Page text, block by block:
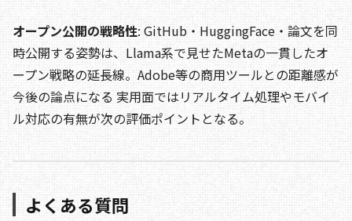
オープン公開の戦略性: GitHub・HuggingFace・論文を同
時公開する姿勢は、Llama系で見せたMetaの一貫したオ
ープン戦略の延長線。Adobe等の商用ツールとの距離感が
今後の論点になる 実用面ではリアルタイム処理やモバイ
ル対応の有無が次の評価ポイントとなる。
よくある質問